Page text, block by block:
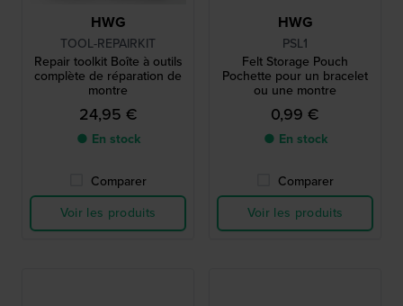
HWG
TOOL-REPAIRKIT
Repair toolkit Boîte à outils
complète de réparation de
montre
24,95 €
● En stock
Comparer
Voir les produits
HWG
PSL1
Felt Storage Pouch
Pochette pour un bracelet
ou une montre
0,99 €
● En stock
Comparer
Voir les produits